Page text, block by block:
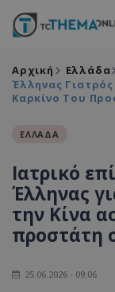
Αρχική Ελλάδα
Έλληνας
Καρκίνο Του
ΕΛΛΑΔΑ
Ιατρικό
Έλληνας
την Κίνα
προστάτη
25.06.2026 - 09:06